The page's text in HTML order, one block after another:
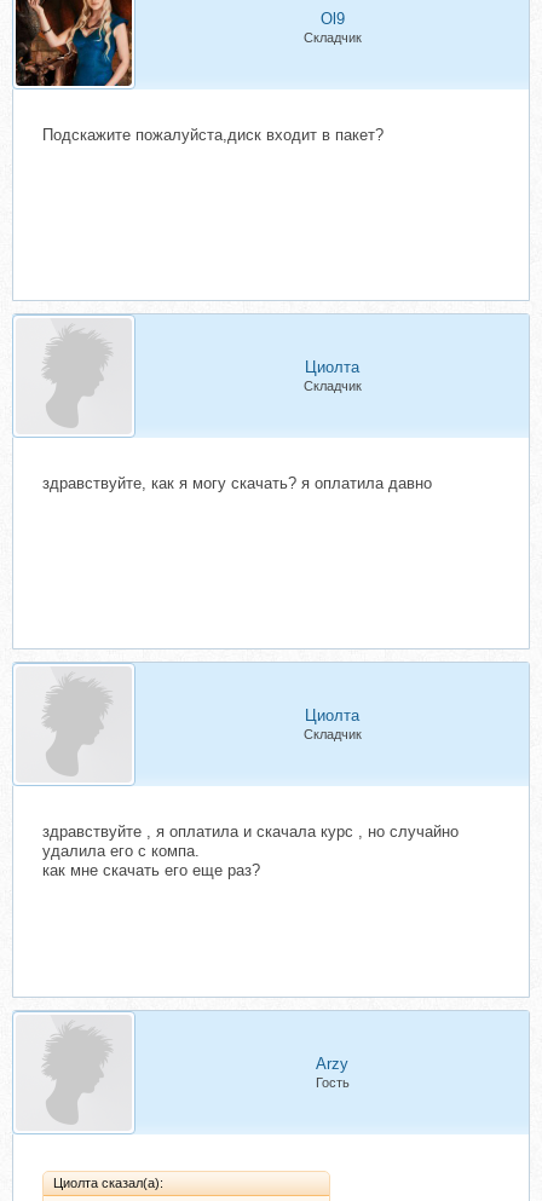
Ol9
Складчик
Подскажите пожалуйста,диск входит в пакет?
Циолта
Складчик
здравствуйте, как я могу скачать? я оплатила давно
Циолта
Складчик
здравствуйте , я оплатила и скачала курс , но случайно
удалила его с компа.
как мне скачать его еще раз?
Arzy
Гость
Циолта сказал(а):